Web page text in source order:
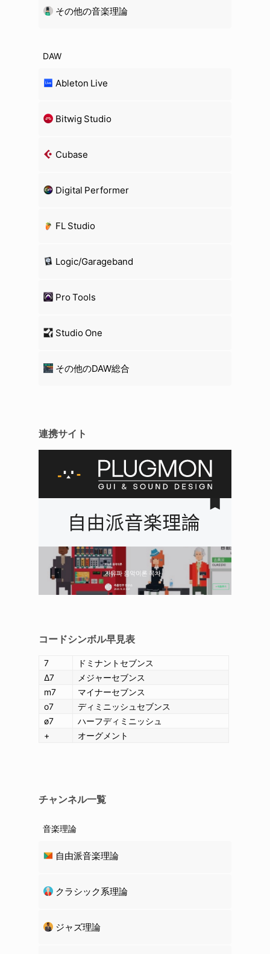
その他の音楽理論
DAW
Ableton Live
Bitwig Studio
Cubase
Digital Performer
FL Studio
Logic/Garageband
Pro Tools
Studio One
その他のDAW総合
連携サイト
コードシンボル早見表
7
ドミナントセブンス
Δ7
メジャーセブンス
m7
マイナーセブンス
o7
ディミニッシュセブンス
ø7
ハーフディミニッシュ
+
オーグメント
チャンネル一覧
音楽理論
自由派音楽理論
クラシック系理論
ジャズ理論